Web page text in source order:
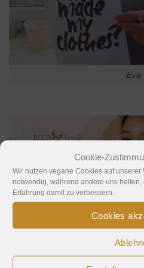
Cookie-
Wir nutzen vegane Cookies auf
notwendig, während andere uns
Erfahrung damit zu verbessern.
Cookies
Eva